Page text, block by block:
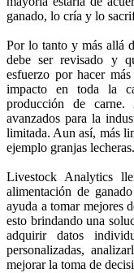
ganado, lo cría y lo
Por lo tanto y más allá
debe ser revisado y
esfuerzo por hacer
impacto en toda la
producción de
avanzados para la
limitada. Aun así, más
ejemplo granjas lecheras.
Livestock Analytics
alimentación de
ayuda a tomar mejores
esto brindando una
adquirir datos
personalizadas,
mejorar la toma de